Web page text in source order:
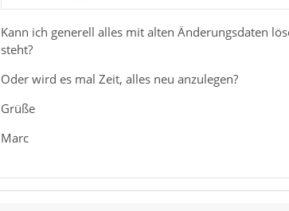
Kann ich generell alles mit alten Änderungsdaten
steht?
Oder wird es mal Zeit, alles neu anzulegen?
Grüße
Marc